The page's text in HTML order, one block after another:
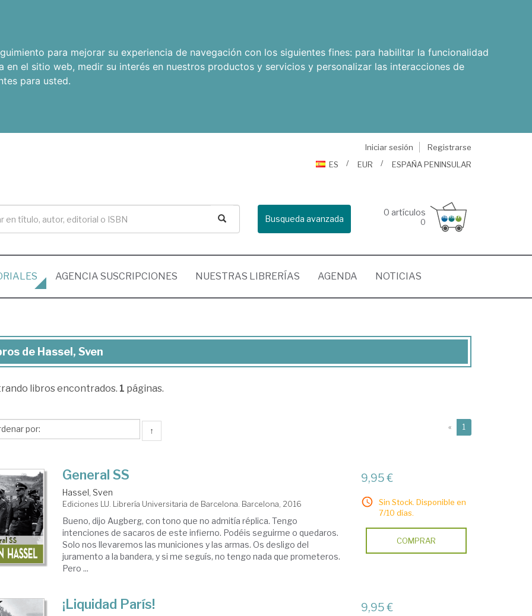
para mejorar su experiencia de navegación con los siguientes fines: para habilitar la funcionalidad
en el sitio web, medir su interés en nuestros productos y servicios y personalizar las interacciones de
para usted.
Iniciar sesión
Registrarse
ES
EUR ESPAÑA PENINSULAR
Busqueda avanzada
0 artículos
0
AGENCIA SUSCRIPCIONES NUESTRAS LIBRERÍAS AGENDA NOTICIAS
de Hassel, Sven
libros encontrados. 1 páginas.
↑ « 1
General SS
Hassel, Sven
Ediciones LU. Librería Universitaria de Barcelona. Barcelona, 2016
Bueno, dijo Augberg, con tono que no admitía réplica. Tengo
intenciones de sacaros de este infierno. Podéis seguirme o quedaros.
Solo nos llevaremos las municiones y las armas. Os desligo del
juramento a la bandera, y si me seguís, no tengo nada que prometeros.
Pero ...
9,95 €
Sin Stock. Disponible en
7/10 días.
COMPRAR
¡Liquidad París! 9,95 €